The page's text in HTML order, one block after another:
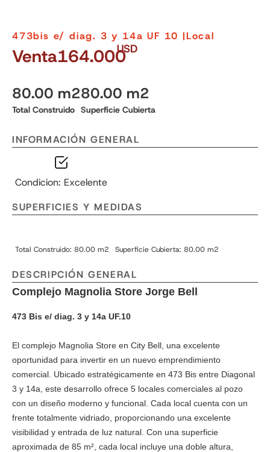
473bis e/ diag. 3 y 14a UF 10 |Local
Venta164.000USD
80.00 m2
Total Construido
80.00 m2
Superficie Cubierta
INFORMACIÓN GENERAL
Condicion: Excelente
SUPERFICIES Y MEDIDAS
Total Construido: 80.00 m2 Superficie Cubierta: 80.00 m2
DESCRIPCIÓN GENERAL
Complejo Magnolia Store Jorge Bell
473 Bis e/ diag. 3 y 14a UF.10
El complejo Magnolia Store en City Bell, una excelente
oportunidad para invertir en un nuevo emprendimiento
comercial. Ubicado estratégicamente en 473 Bis entre Diagonal
3 y 14a, este desarrollo ofrece 5 locales comerciales al pozo
con un diseño moderno y funcional. Cada local cuenta con un
frente totalmente vidriado, proporcionando una excelente
visibilidad y entrada de luz natural. Con una superficie
aproximada de 85 m², cada local incluye una doble altura,